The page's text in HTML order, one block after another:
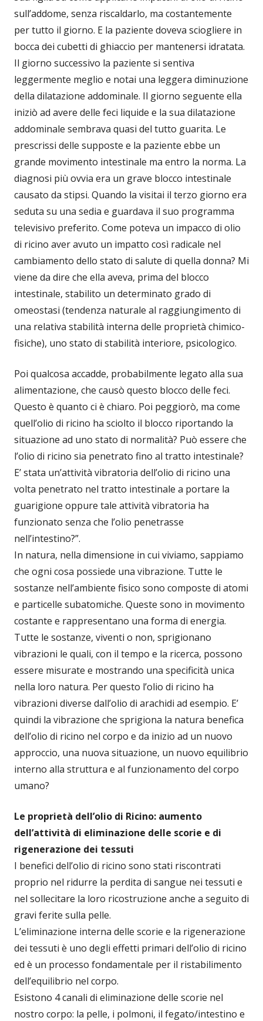
sull’addome, senza riscaldarlo, ma costantemente
per tutto il giorno. E la paziente doveva sciogliere in
bocca dei cubetti di ghiaccio per mantenersi idratata.
Il giorno successivo la paziente si sentiva
leggermente meglio e notai una leggera diminuzione
della dilatazione addominale. Il giorno seguente ella
iniziò ad avere delle feci liquide e la sua dilatazione
addominale sembrava quasi del tutto guarita. Le
prescrissi delle supposte e la paziente ebbe un
grande movimento intestinale ma entro la norma. La
diagnosi più ovvia era un grave blocco intestinale
causato da stipsi. Quando la visitai il terzo giorno era
seduta su una sedia e guardava il suo programma
televisivo preferito. Come poteva un impacco di olio
di ricino aver avuto un impatto così radicale nel
cambiamento dello stato di salute di quella donna? Mi
viene da dire che ella aveva, prima del blocco
intestinale, stabilito un determinato grado di
omeostasi (tendenza naturale al raggiungimento di
una relativa stabilità interna delle proprietà chimico-
fisiche), uno stato di stabilità interiore, psicologico.
Poi qualcosa accadde, probabilmente legato alla sua
alimentazione, che causò questo blocco delle feci.
Questo è quanto ci è chiaro. Poi peggiorò, ma come
quell’olio di ricino ha sciolto il blocco riportando la
situazione ad uno stato di normalità? Può essere che
l’olio di ricino sia penetrato fino al tratto intestinale?
E’ stata un’attività vibratoria dell’olio di ricino una
volta penetrato nel tratto intestinale a portare la
guarigione oppure tale attività vibratoria ha
funzionato senza che l’olio penetrasse
nell’intestino?”.
In natura, nella dimensione in cui viviamo, sappiamo
che ogni cosa possiede una vibrazione. Tutte le
sostanze nell’ambiente fisico sono composte di atomi
e particelle subatomiche. Queste sono in movimento
costante e rappresentano una forma di energia.
Tutte le sostanze, viventi o non, sprigionano
vibrazioni le quali, con il tempo e la ricerca, possono
essere misurate e mostrando una specificità unica
nella loro natura. Per questo l’olio di ricino ha
vibrazioni diverse dall’olio di arachidi ad esempio. E’
quindi la vibrazione che sprigiona la natura benefica
dell’olio di ricino nel corpo e da inizio ad un nuovo
approccio, una nuova situazione, un nuovo equilibrio
interno alla struttura e al funzionamento del corpo
umano?
Le proprietà dell’olio di Ricino: aumento
dell’attività di eliminazione delle scorie e di
rigenerazione dei tessuti
I benefici dell’olio di ricino sono stati riscontrati
proprio nel ridurre la perdita di sangue nei tessuti e
nel sollecitare la loro ricostruzione anche a seguito di
gravi ferite sulla pelle.
L’eliminazione interna delle scorie e la rigenerazione
dei tessuti è uno degli effetti primari dell’olio di ricino
ed è un processo fondamentale per il ristabilimento
dell’equilibrio nel corpo.
Esistono 4 canali di eliminazione delle scorie nel
nostro corpo: la pelle, i polmoni, il fegato/intestino e